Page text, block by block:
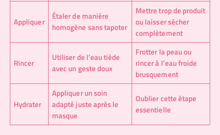
Appliquer
Étaler de manière
homogène sans tapoter
Mettre trop de produit
ou laisser sécher
complètement
Rincer
Utiliser de l’eau tiède
avec un geste doux
Frotter la peau ou
rincer à l’eau froide
brusquement
Hydrater
Appliquer un soin
adapté juste après le
masque
Oublier cette étape
essentielle